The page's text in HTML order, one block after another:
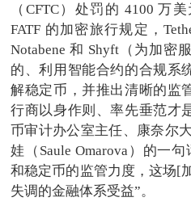
（CFTC）处罚的 4100 万
FATF 的加密旅行规定，
Notabene 和 Shyft（为加密
的、利用智能合约的合规系
解稳定币，并推出清晰的监
行商以身作则、率先垂范才
币审计办公室主任、康奈尔
娃（Saule Omarova）的一
和稳定币的监管力度，这场[
失调的金融体系受益”。